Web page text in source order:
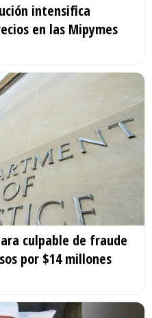
intensifica
en las Mipymes
culpable de fraude
por $14 millones